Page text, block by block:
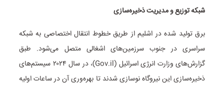
شبکه توزیع و مدیریت ذخیره‌سازی
برق تولید شده در اشلیم از طریق خطوط انتقال اختصاصی به شبکه
سراسری در جنوب سرزمین‌های اشغالی متصل می‌شود. طبق
گزارش‌های وزارت انرژی اسرائیل (Gov.il)، در سال ۲۰۲۴ سیستم‌های
ذخیره‌سازی این نیروگاه نوسازی شدند تا بهره‌وری آن در ساعات اولیه